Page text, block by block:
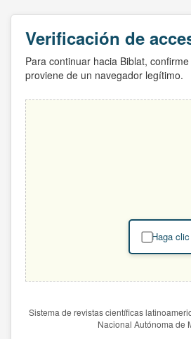
Verificación de
Para continuar hacia Biblat,
proviene de un navegador legítimo.
Haga
Sistema de revistas científicas
Nacional Autónoma de